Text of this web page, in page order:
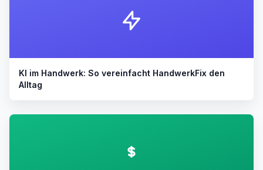
KI im Handwerk: So vereinfacht HandwerkFix den
Alltag